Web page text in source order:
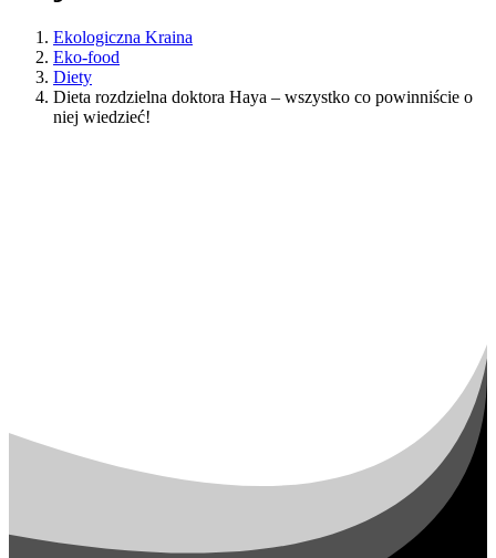
Ekologiczna Kraina
Eko-food
Diety
Dieta rozdzielna doktora Haya – wszystko co powinniście o
niej wiedzieć!